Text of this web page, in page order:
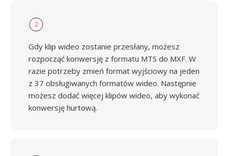
2
Gdy klip wideo zostanie przesłany, możesz
rozpocząć konwersję z formatu MTS do MXF. W
razie potrzeby zmień format wyjściowy na jeden
z 37 obsługiwanych formatów wideo. Następnie
możesz dodać więcej klipów wideo, aby wykonać
konwersję hurtową.